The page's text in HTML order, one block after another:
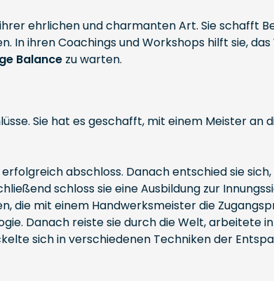
ehrlichen und charmanten Art. Sie schafft
In ihren Coachings und Workshops hilft sie,
Balance zu warten.
Sie hat es geschafft, mit einem Meister an
abschloss. Danach entschied sie
schloss sie eine Ausbildung zur
mit einem Handwerksmeister die
Danach reiste sie durch die Welt, arbeitete
sich in verschiedenen Techniken der